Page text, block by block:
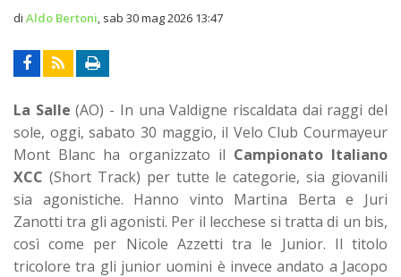
di Aldo Bertoni sab 30 mag 2026 13:47
La Salle (AO) - In una Valdigne riscaldata dai raggi del
sole, oggi, sabato 30 maggio, il Velo Club Courmayeur
Mont Blanc ha organizzato il Campionato Italiano
XCC (Short Track) per tutte le categorie, sia giovanili
sia agonistiche. Hanno vinto Martina Berta e Juri
Zanotti tra gli agonisti. Per il lecchese si tratta di un bis,
così come per Nicole Azzetti tra le Junior. Il titolo
tricolore tra gli junior uomini è invece andato a Jacopo